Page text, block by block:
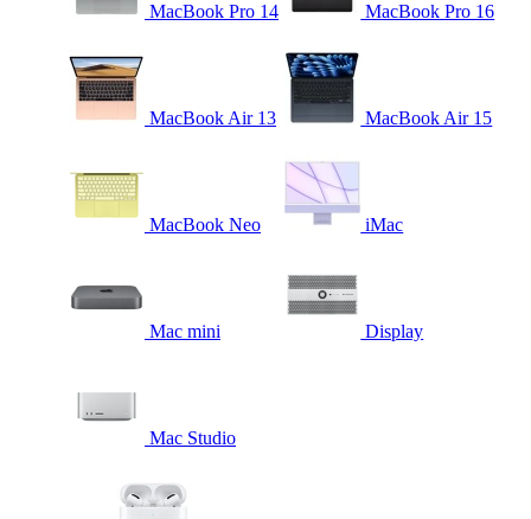
MacBook Pro 14 MacBook Pro 16
MacBook Air 13 MacBook Air 15
MacBook Neo iMac
Mac mini Display
Mac Studio